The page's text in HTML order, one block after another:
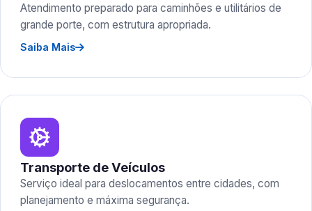
Atendimento preparado para caminhões e utilitários de
grande porte, com estrutura apropriada.
Saiba Mais
Transporte de Veículos
Serviço ideal para deslocamentos entre cidades, com
planejamento e máxima segurança.